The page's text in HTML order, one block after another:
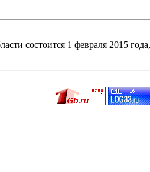
состоится 1 февраля 2015